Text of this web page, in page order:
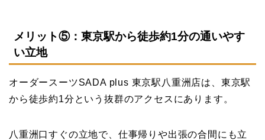
メリット⑤：東京駅から徒歩約1分の通いやす
い立地
オーダースーツSADA plus 東京駅八重洲店は、東京駅
から徒歩約1分という抜群のアクセスにあります。
八重洲口すぐの立地で、仕事帰りや出張の合間にも立